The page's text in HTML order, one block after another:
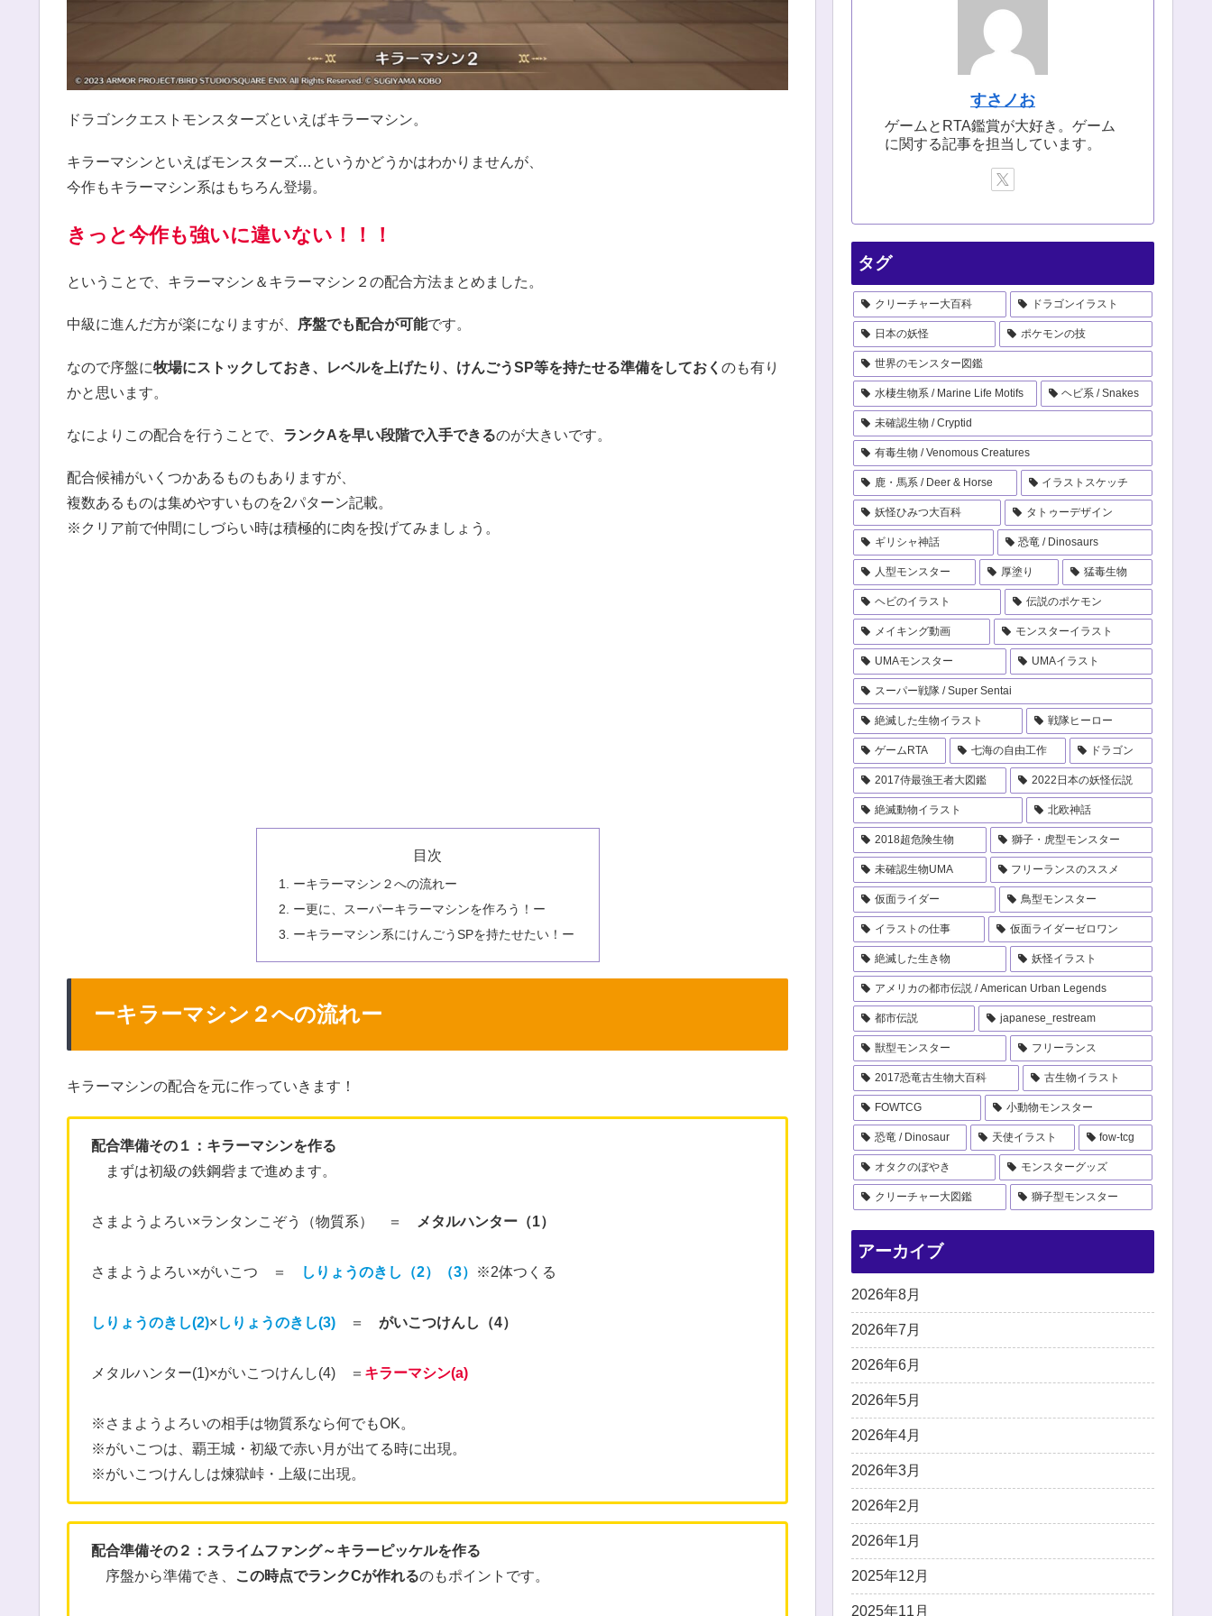
ドラゴンクエストモンスターズといえばキラーマシン。
キラーマシンといえばモンスターズ…というかどうかはわかりませんが、
今作もキラーマシン系はもちろん登場。
きっと今作も強いに違いない！！！
ということで、キラーマシン＆キラーマシン２の配合方法まとめました。
中級に進んだ方が楽になりますが、 序盤でも配合が可能です。
なので序盤に牧場にストックしておき、レベルを上げたり、けんごうSP等を持たせる準備をしておく のも有り
かと思います。
なによりこの配合を行うことで、 ランクAを早い段階で入手できるのが大きいです。
配合候補がいくつかあるものもありますが、
複数あるものは集めやすいものを2パターン記載。
※クリア前で仲間にしづらい時は積極的に肉を投げてみましょう。
目次
ーキラーマシン２への流れー
ー更に、スーパーキラーマシンを作ろう！ー
ーキラーマシン系にけんごうSPを持たせたい！ー
ーキラーマシン２への流れー
キラーマシンの配合を元に作っていきます！
配合準備その１：キラーマシンを作る
まずは初級の鉄鋼砦まで進めます。
さまようよろい×ランタンこぞう（物質系） ＝ メタルハンター（1）
さまようよろい×がいこつ ＝ しりょうのきし（2）（3） ※2体つくる
しりょうのきし(2)× しりょうのきし(3) ＝ がいこつけんし（4）
メタルハンター(1)×がいこつけんし(4) ＝ キラーマシン(a)
※さまようよろいの相手は物質系なら何でもOK。
※がいこつは、覇王城・初級で赤い月が出てる時に出現。
※がいこつけんしは煉獄峠・上級に出現。
配合準備その２：スライムファング～キラーピッケルを作る
序盤から準備でき、
この時点でランクCが作れるのもポイントです。
すさノお
ゲームとRTA鑑賞が大好き。ゲーム
に関する記事を担当しています。
タグ
クリーチャー大百科 ドラゴンイラスト
日本の妖怪 ポケモンの技
世界のモンスター図鑑
水棲生物系 / Marine Life Motifs ヘビ系 / Snakes
未確認生物 / Cryptid
有毒生物 / Venomous Creatures
鹿・馬系 / Deer & Horse イラストスケッチ
妖怪ひみつ大百科 タトゥーデザイン
ギリシャ神話 恐竜 / Dinosaurs
人型モンスター 厚塗り 猛毒生物
ヘビのイラスト 伝説のポケモン
メイキング動画 モンスターイラスト
UMAモンスター UMAイラスト
スーパー戦隊 / Super Sentai
絶滅した生物イラスト 戦隊ヒーロー
ゲームRTA 七海の自由工作 ドラゴン
2017侍最強王者大図鑑 2022日本の妖怪伝説
絶滅動物イラスト 北欧神話
2018超危険生物 獅子・虎型モンスター
未確認生物UMA フリーランスのススメ
仮面ライダー 鳥型モンスター
イラストの仕事 仮面ライダーゼロワン
絶滅した生き物 妖怪イラスト
アメリカの都市伝説 / American Urban Legends
都市伝説 japanese_restream
獣型モンスター フリーランス
2017恐竜古生物大百科 古生物イラスト
FOWTCG 小動物モンスター
恐竜 / Dinosaur 天使イラスト fow-tcg
オタクのぼやき モンスターグッズ
クリーチャー大図鑑 獅子型モンスター
アーカイブ
2026年8月
2026年7月
2026年6月
2026年5月
2026年4月
2026年3月
2026年2月
2026年1月
2025年12月
2025年11月